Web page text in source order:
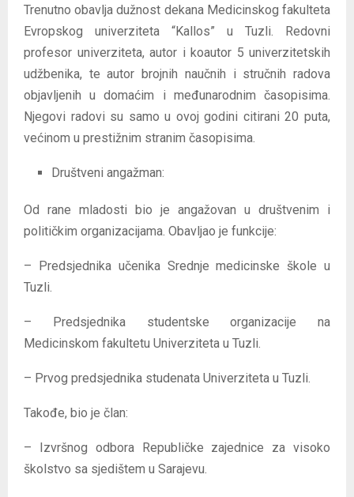
Trenutno obavlja dužnost dekana Medicinskog fakulteta
Evropskog univerziteta “Kallos” u Tuzli. Redovni
profesor univerziteta, autor i koautor 5 univerzitetskih
udžbenika, te autor brojnih naučnih i stručnih radova
objavljenih u domaćim i međunarodnim časopisima.
Njegovi radovi su samo u ovoj godini citirani 20 puta,
većinom u prestižnim stranim časopisima.
Društveni angažman:
Od rane mladosti bio je angažovan u društvenim i
političkim organizacijama. Obavljao je funkcije:
– Predsjednika učenika Srednje medicinske škole u
Tuzli.
– Predsjednika studentske organizacije na
Medicinskom fakultetu Univerziteta u Tuzli.
– Prvog predsjednika studenata Univerziteta u Tuzli.
Takođe, bio je član:
– Izvršnog odbora Republičke zajednice za visoko
školstvo sa sjedištem u Sarajevu.